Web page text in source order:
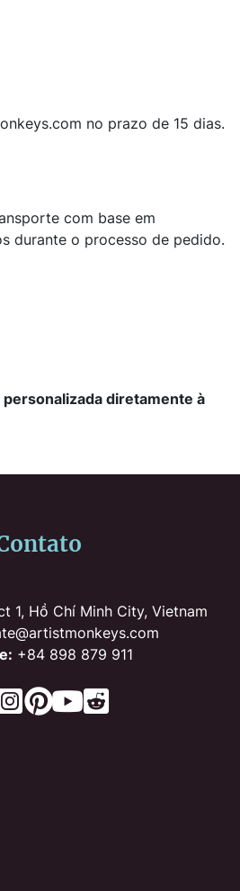
no prazo de 15 dias.
com base em
durante o processo de pedido.
diretamente à
1, Hồ Chí Minh City, Vietnam
+84 898 879 911